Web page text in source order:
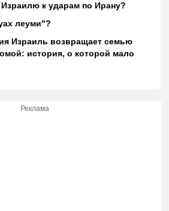
к ударам по Ирану?
леуми"?
Израиль возвращает семью
история, о которой мало
Реклама